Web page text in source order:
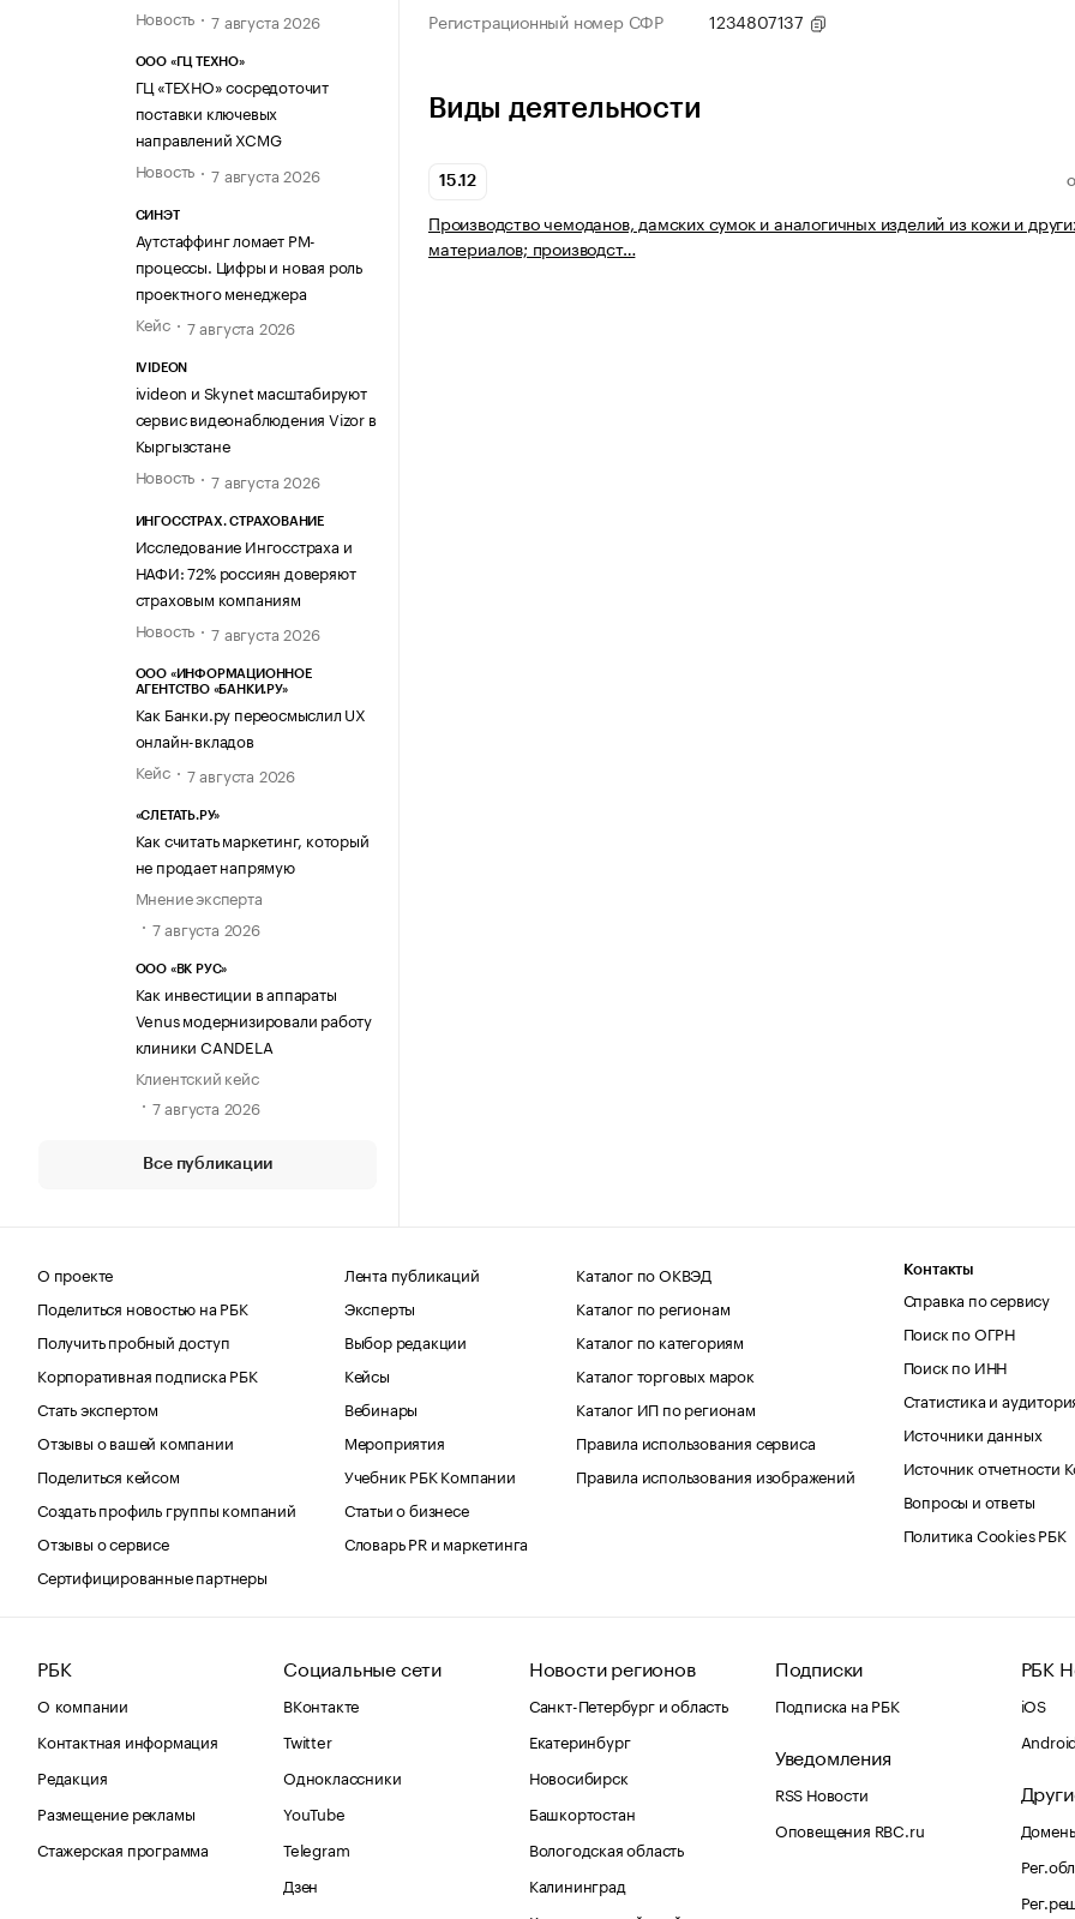
Новость
7 августа 2026
ООО «ГЦ ТЕХНО»
ГЦ «ТЕХНО» сосредоточит
поставки ключевых
направлений XCMG
Новость
7 августа 2026
СИНЭТ
Аутстаффинг ломает PM-
процессы. Цифры и новая роль
проектного менеджера
Кейс
7 августа 2026
IVIDEON
ivideon и Skynet масштабируют
сервис видеонаблюдения Vizor в
Кыргызстане
Новость
7 августа 2026
ИНГОССТРАХ. СТРАХОВАНИЕ
Исследование Ингосстраха и
НАФИ: 72% россиян доверяют
страховым компаниям
Новость
7 августа 2026
ООО «ИНФОРМАЦИОННОЕ
АГЕНТСТВО «БАНКИ.РУ»
Как Банки.ру переосмыслил UX
онлайн-вкладов
Кейс
7 августа 2026
«СЛЕТАТЬ.РУ»
Как считать маркетинг, который
не продает напрямую
Мнение эксперта
7 августа 2026
ООО «ВК РУС»
Как инвестиции в аппараты
Venus модернизировали работу
клиники CANDELA
Клиентский кейс
7 августа 2026
Все публикации
Регистрационный номер СФР 1234807137
Виды деятельности
15.12
Производство чемоданов, дамских сумок и аналогичных изделий из кожи и
материалов; производст…
О проекте
Поделиться новостью на РБК
Получить пробный доступ
Корпоративная подписка РБК
Стать экспертом
Отзывы о вашей компании
Поделиться кейсом
Создать профиль группы компаний
Отзывы о сервисе
Сертифицированные партнеры
Лента публикаций
Эксперты
Выбор редакции
Кейсы
Вебинары
Мероприятия
Учебник РБК Компании
Статьи о бизнесе
Словарь PR и маркетинга
Каталог по ОКВЭД
Каталог по регионам
Каталог по категориям
Каталог торговых марок
Каталог ИП по регионам
Правила использования сервиса
Правила использования изображений
Контакты
Справка по сервису
Поиск по ОГРН
Поиск по ИНН
Статистика и
Источники данных
Источник отчетности
Вопросы и ответы
Политика Cookies РБК
РБК
О компании
Контактная информация
Редакция
Размещение рекламы
Стажерская программа
Социальные сети
ВКонтакте
Twitter
Одноклассники
YouTube
Telegram
Дзен
Новости регионов
Санкт-Петербург и область
Екатеринбург
Новосибирск
Башкортостан
Вологодская область
Калининград
Подписки
Подписка на РБК
Уведомления
RSS Новости
Оповещения RBC.ru
РБК
iOS